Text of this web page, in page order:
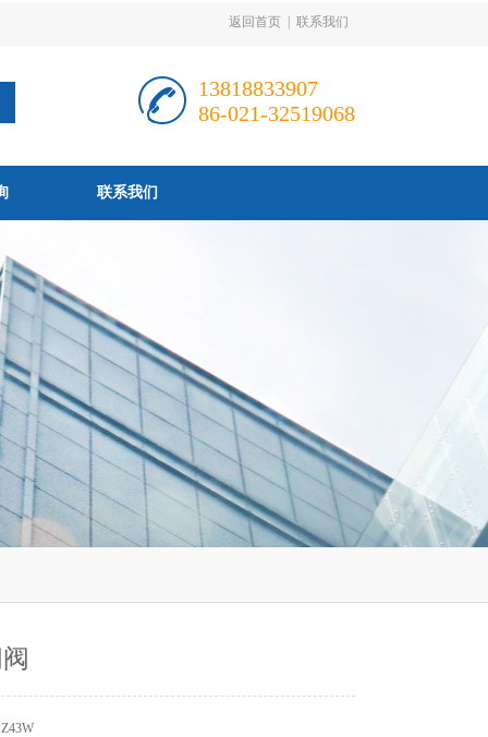
返回首页 联系我们
13818833907
86-021-32519068
联系我们